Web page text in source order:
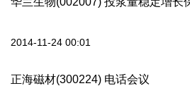
2014-11-24 00:01
正海磁材(300224) 电话会议